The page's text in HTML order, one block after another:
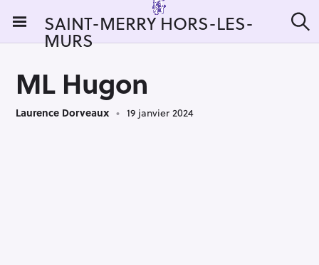
i
SAINT-MERRY HORS-LES-
MURS e
ML Hugon
Laurence Dorveaux 19 janvier 2024